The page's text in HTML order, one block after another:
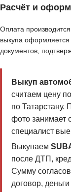
Расчёт и
Оплата
выкупа
документов,
Выкуп
считаем цену
по Татарстану.
фото занимает
специалист
Выкупаем
после ДТП,
Сумму
договор,